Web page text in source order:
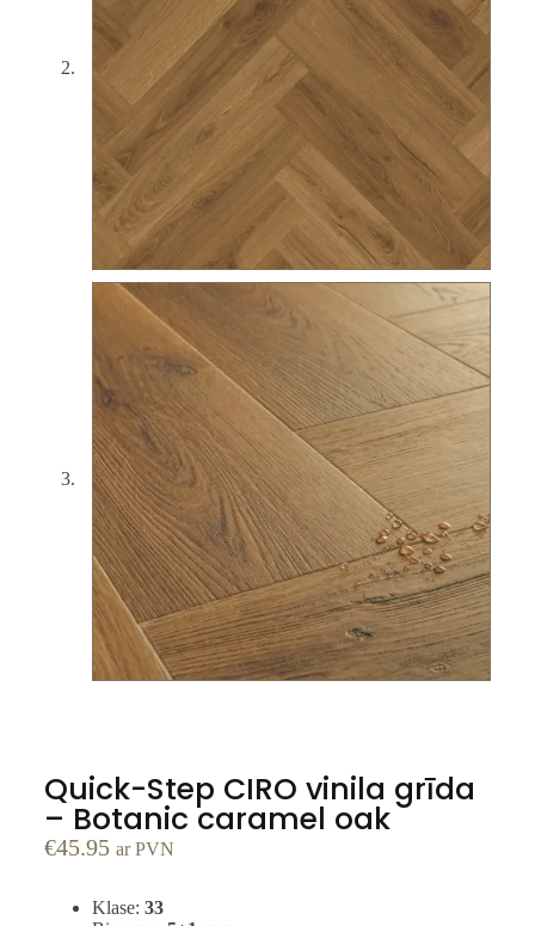
Quick-Step CIRO vinila grīda
– Botanic caramel oak
€45.95 ar PVN
Klase: 33